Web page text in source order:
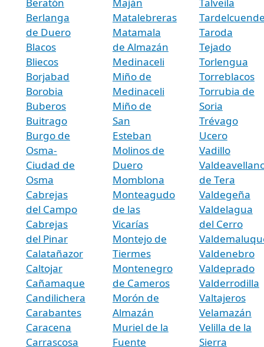
Berlanga
de Duero
Blacos
Bliecos
Borjabad
Borobia
Buberos
Buitrago
Burgo de
Osma-
Ciudad de
Osma
Cabrejas
del Campo
Cabrejas
del Pinar
Calatañazor
Caltojar
Cañamaque
Candilichera
Carabantes
Caracena
Carrascosa
Matalebreras
Matamala
de Almazán
Medinaceli
Miño de
Medinaceli
Miño de
San
Esteban
Molinos de
Duero
Momblona
Monteagudo
de las
Vicarías
Montejo de
Tiermes
Montenegro
de Cameros
Morón de
Almazán
Muriel de la
Fuente
Taroda
Tejado
Torlengua
Torreblacos
Torrubia de
Soria
Trévago
Ucero
Vadillo
de Tera
Valdegeña
Valdelagua
del Cerro
Valdenebro
Valdeprado
Valderrodilla
Valtajeros
Velamazán
Velilla de la
Sierra